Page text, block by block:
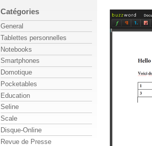
Catégories
General
Tablettes personnelles
Notebooks
Smartphones
Domotique
Pocketables
Education
Seline
Scale
Disque-Online
Revue de Presse